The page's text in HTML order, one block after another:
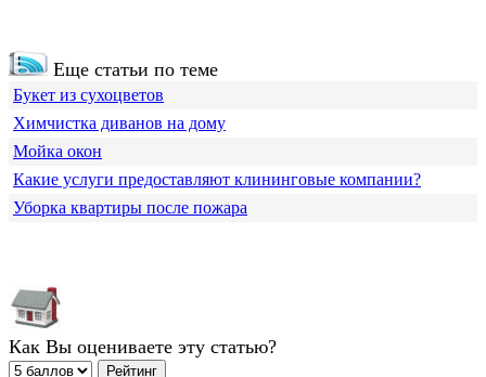
Еще статьи по теме
Букет из сухоцветов
Химчистка диванов на дому
Мойка окон
Какие услуги предоставляют клининговые компании?
Уборка квартиры после пожара
Как Вы оцениваете эту статью?